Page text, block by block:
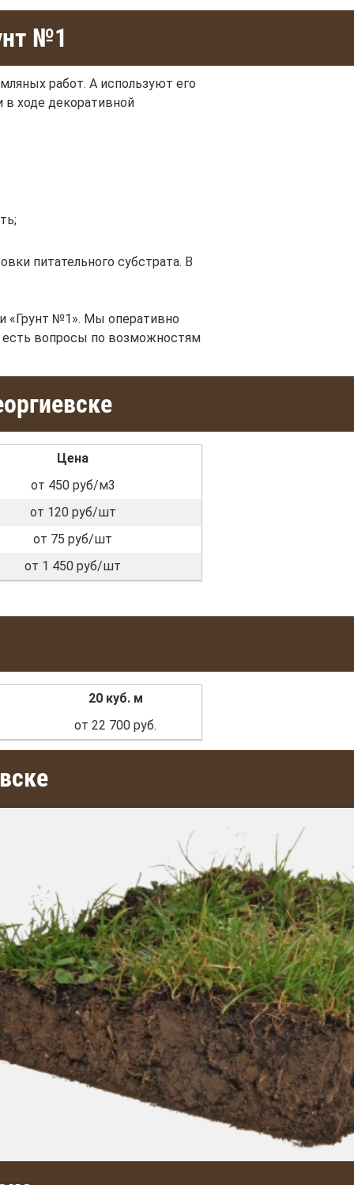
№1
работ. А используют его
в ходе декоративной
питательного субстрата. В
«Грунт №1». Мы оперативно
есть вопросы по возможностям
Цена
от 450 руб/м3
от 120 руб/шт
от 75 руб/шт
от 1 450 руб/шт
20 куб. м
от 22 700 руб.